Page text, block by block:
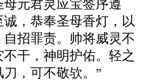
元君灵应宝签序遵
，恭奉圣母香灯，以
招罪责。帅将威灵不
干，神明护佑。轻之
，可不敬欤。”